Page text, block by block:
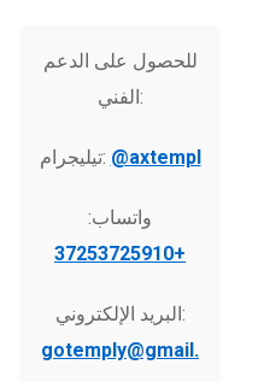
للحصول على الدعم
الفني:
تيليجرام: @axtempl
واتساب:
+37253725910
البريد الإلكتروني:
gotemply@gmail.